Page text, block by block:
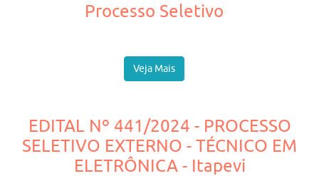
Processo Seletivo
Veja Mais
EDITAL Nº 441/2024 - PROCESSO
SELETIVO EXTERNO - TÉCNICO EM
ELETRÔNICA - Itapevi